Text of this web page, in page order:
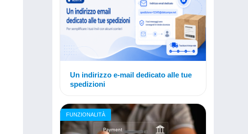
Un indirizzo e-mail dedicato alle tue
spedizioni
FUNZIONALITÀ